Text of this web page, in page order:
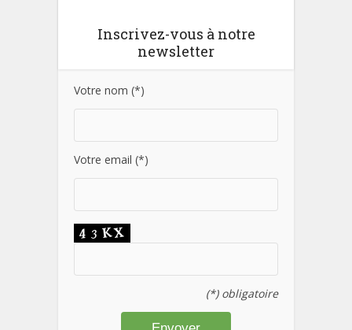
Inscrivez-vous à notre
newsletter
Votre nom (*)
Votre email (*)
(*) obligatoire